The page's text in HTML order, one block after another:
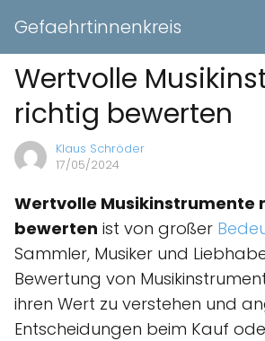
Gefaehrtinnenkreis
Wertvolle
richtig bewerten
Klaus Schröder
17/05/2024
Wertvolle Musikinstrumente
bewerten ist von großer
Sammler, Musiker und
Bewertung von
ihren Wert zu verstehen und
Entscheidungen beim Kauf